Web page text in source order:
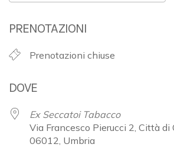
PRENOTAZIONI
Prenotazioni chiuse
DOVE
Ex Seccatoi Tabacco
Via Francesco Pierucci 2, Città di
06012, Umbria